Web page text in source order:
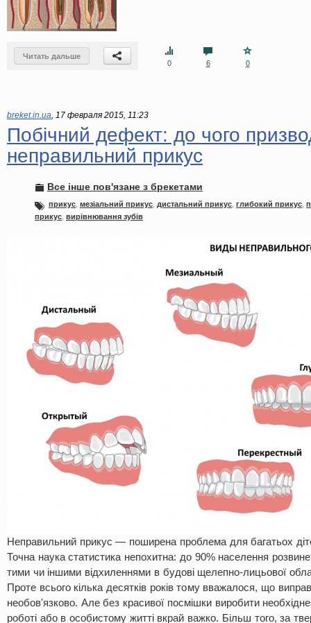
Читать дальше
0
6 0
breket.in.ua, 17 февраля 2015, 11:23
Побічний дефект: до чого
неправильний прикус
Все інше пов'язане з брекетами
прикус мезіальний прикус дистальний прикус глибокий прикус
прикус вирівнювання зубів
Неправильний прикус — поширена проблема для багатьох
Точна наука статистика непохитна: до 90% населення
тими чи іншими відхиленнями в будові щелепно-лицьової
Проте всього кілька десятків років тому вважалося, що
необов'язково. Але без красивої посмішки виробити
роботі або в особистому житті вкрай важко. Більш того, за